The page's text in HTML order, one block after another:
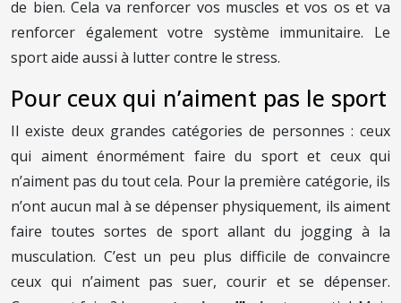
de bien. Cela va renforcer vos muscles et vos os et va
renforcer également votre système immunitaire. Le
sport aide aussi à lutter contre le stress.
Pour ceux qui n’aiment pas le sport
Il existe deux grandes catégories de personnes : ceux
qui aiment énormément faire du sport et ceux qui
n’aiment pas du tout cela. Pour la première catégorie, ils
n’ont aucun mal à se dépenser physiquement, ils aiment
faire toutes sortes de sport allant du jogging à la
musculation. C’est un peu plus difficile de convaincre
ceux qui n’aiment pas suer, courir et se dépenser.